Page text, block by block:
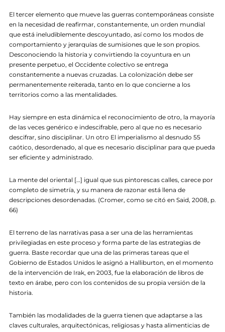
El tercer elemento que mueve las guerras contemporáneas consiste
en la necesidad de reafirmar, constantemente, un orden mundial
que está ineludiblemente descoyuntado, así como los modos de
comportamiento y jerarquías de sumisiones que le son propios.
Desconociendo la historia y convirtiendo la coyuntura en un
presente perpetuo, el Occidente colectivo se entrega
constantemente a nuevas cruzadas. La colonización debe ser
permanentemente reiterada, tanto en lo que concierne a los
territorios como a las mentalidades.
Hay siempre en esta dinámica el reconocimiento de otro, la mayoría
de las veces genérico e indescifrable, pero al que no es necesario
descifrar, sino disciplinar. Un otro El imperialismo al desnudo 55
caótico, desordenado, al que es necesario disciplinar para que pueda
ser eficiente y administrado.
La mente del oriental […] igual que sus pintorescas calles, carece por
completo de simetría, y su manera de razonar está llena de
descripciones desordenadas. (Cromer, como se citó en Said, 2008, p.
66)
El terreno de las narrativas pasa a ser una de las herramientas
privilegiadas en este proceso y forma parte de las estrategias de
guerra. Baste recordar que una de las primeras tareas que el
Gobierno de Estados Unidos le asignó a Halliburton, en el momento
de la intervención de Irak, en 2003, fue la elaboración de libros de
texto en árabe, pero con los contenidos de su propia versión de la
historia.
También las modalidades de la guerra tienen que adaptarse a las
claves culturales, arquitectónicas, religiosas y hasta alimenticias de